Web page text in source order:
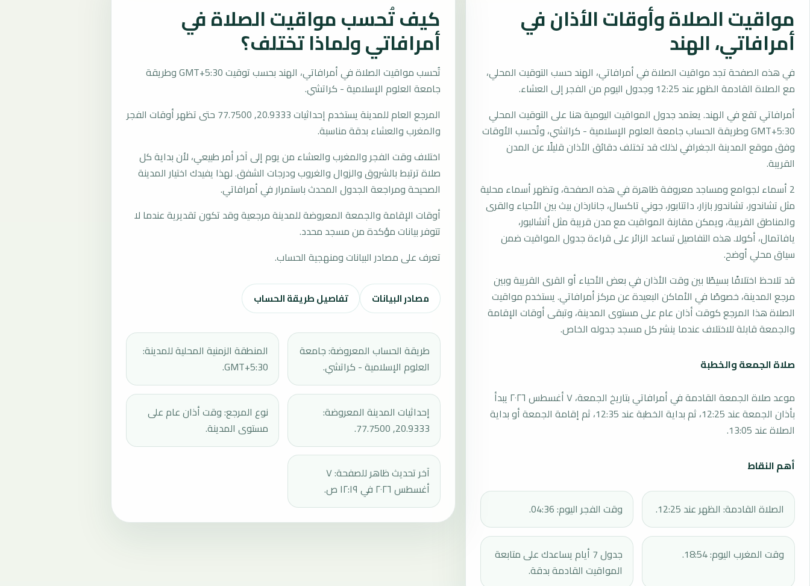
مواقيت الصلاة وأوقات الأذان في
أمرافاتي، الهند
في هذه الصفحة تجد مواقيت الصلاة في أمرافاتي، الهند حسب التوقيت المحلي،
مع الصلاة القادمة الظهر عند 12:25 وجدول اليوم من الفجر إلى العشاء.
أمرافاتي تقع في الهند. يعتمد جدول المواقيت اليومية هنا على التوقيت المحلي
GMT+5:30 وطريقة الحساب جامعة العلوم الإسلامية - كراتشي، وتُحسب الأوقات
وفق موقع المدينة الجغرافي لذلك قد تختلف دقائق الأذان قليلًا عن المدن
القريبة.
2 أسماء لجوامع ومساجد معروفة ظاهرة في هذه الصفحة، وتظهر أسماء محلية
مثل تشاندور، تشاندور بازار، داتتابور، جوني تاكسال، جانارذان بيث بين الأحياء والقرى
والمناطق القريبة، ويمكن مقارنة المواقيت مع مدن قريبة مثل أتشالبور،
يافاتمال، أكولا. هذه التفاصيل تساعد الزائر على قراءة جدول المواقيت ضمن
سياق محلي أوضح.
قد تلاحظ اختلافًا بسيطًا بين وقت الأذان في بعض الأحياء أو القرى القريبة وبين
مرجع المدينة، خصوصًا في الأماكن البعيدة عن مركز أمرافاتي. يستخدم مواقيت
الصلاة هذا المرجع كوقت أذان عام على مستوى المدينة، وتبقى أوقات الإقامة
والجمعة قابلة للاختلاف عندما ينشر كل مسجد جدوله الخاص.
صلاة الجمعة والخطبة
موعد صلاة الجمعة القادمة في أمرافاتي بتاريخ الجمعة، ٧ أغسطس ٢٠٢٦ يبدأ
بأذان الجمعة عند 12:25، ثم بداية الخطبة عند 12:35، ثم إقامة الجمعة أو بداية
الصلاة عند 13:05.
أهم النقاط
الصلاة القادمة: الظهر عند 12:25. وقت الفجر اليوم: 04:36.
وقت المغرب اليوم: 18:54.
جدول 7 أيام يساعدك على متابعة
المواقيت القادمة بدقة.
كيف تُحسب مواقيت الصلاة في
أمرافاتي ولماذا تختلف؟
تُحسب مواقيت الصلاة في أمرافاتي، الهند بحسب توقيت GMT+5:30 وطريقة
جامعة العلوم الإسلامية - كراتشي.
المرجع العام للمدينة يستخدم إحداثيات 20.9333, 77.7500 حتى تظهر أوقات الفجر
والمغرب والعشاء بدقة مناسبة.
اختلاف وقت الفجر والمغرب والعشاء من يوم إلى آخر أمر طبيعي، لأن بداية كل
صلاة ترتبط بالشروق والزوال والغروب ودرجات الشفق. لهذا يفيدك اختيار المدينة
الصحيحة ومراجعة الجدول المحدث باستمرار في أمرافاتي.
أوقات الإقامة والجمعة المعروضة للمدينة مرجعية وقد تكون تقديرية عندما لا
تتوفر بيانات مؤكدة من مسجد محدد.
تعرف على مصادر البيانات ومنهجية الحساب.
مصادر البيانات تفاصيل طريقة الحساب
طريقة الحساب المعروضة: جامعة
العلوم الإسلامية - كراتشي.
المنطقة الزمنية المحلية للمدينة:
GMT+5:30.
إحداثيات المدينة المعروضة:
20.9333, 77.7500.
نوع المرجع: وقت أذان عام على
مستوى المدينة.
آخر تحديث ظاهر للصفحة: ٧
أغسطس ٢٠٢٦ في ١٢:١٩ ص.